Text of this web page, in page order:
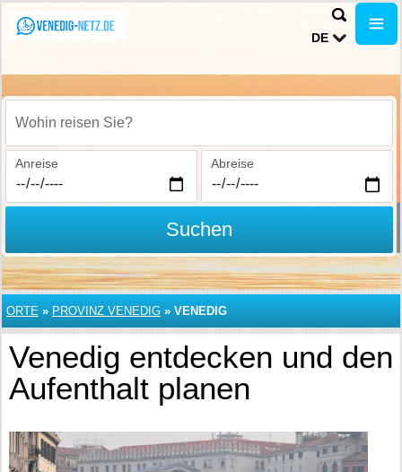
DE
Wohin reisen Sie?
Anreise Abreise
Suchen
ORTE » PROVINZ VENEDIG » VENEDIG
Venedig entdecken und den
Aufenthalt planen